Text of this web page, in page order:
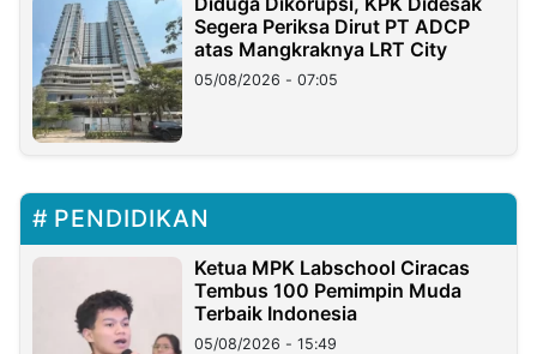
Segera Periksa Dirut PT ADCP
atas Mangkraknya LRT City
05/08/2026 - 07:05
PENDIDIKAN
Ketua MPK Labschool Ciracas
Tembus 100 Pemimpin Muda
Terbaik Indonesia
05/08/2026 - 15:49